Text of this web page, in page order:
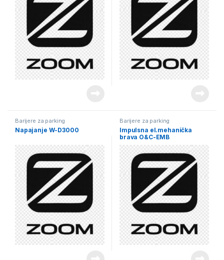
Barijere za parking
Napajanje W-D3000
Barijere za parking
Impulsna el.mehanička
brava O&C-EMB